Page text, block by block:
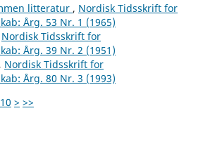
litteratur , Nordisk Tidsskrift for
Årg. 53 Nr. 1 (1965)
Nordisk Tidsskrift for
Årg. 39 Nr. 2 (1951)
, Nordisk Tidsskrift for
Årg. 80 Nr. 3 (1993)
10 > >>